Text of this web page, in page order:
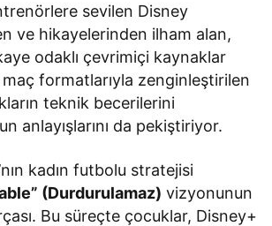
sevilen Disney
ve hikayelerinden ilham alan,
odaklı çevrimiçi kaynaklar
maç formatlarıyla zenginleştirilen
teknik becerilerini
anlayışlarını da pekiştiriyor.
kadın futbolu stratejisi
(Durdurulamaz) vizyonunun
Bu süreçte çocuklar, Disney+